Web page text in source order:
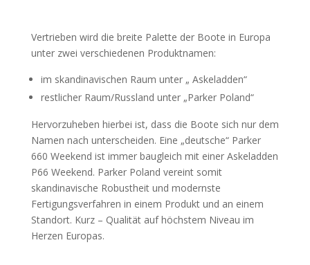
Vertrieben wird die breite Palette der Boote in Europa
unter zwei verschiedenen Produktnamen:
im skandinavischen Raum unter „ Askeladden“
restlicher Raum/Russland unter „Parker Poland“
Hervorzuheben hierbei ist, dass die Boote sich nur dem
Namen nach unterscheiden. Eine „deutsche“ Parker
660 Weekend ist immer baugleich mit einer Askeladden
P66 Weekend. Parker Poland vereint somit
skandinavische Robustheit und modernste
Fertigungsverfahren in einem Produkt und an einem
Standort. Kurz – Qualität auf höchstem Niveau im
Herzen Europas.